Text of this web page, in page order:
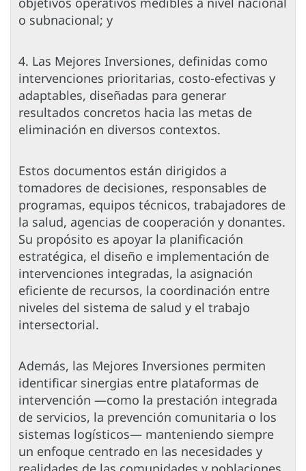
o subnacional; y
4. Las Mejores Inversiones, definidas como
intervenciones prioritarias, costo-efectivas y
adaptables, diseñadas para generar
resultados concretos hacia las metas de
eliminación en diversos contextos.
Estos documentos están dirigidos a
tomadores de decisiones, responsables de
programas, equipos técnicos, trabajadores de
la salud, agencias de cooperación y donantes.
Su propósito es apoyar la planificación
estratégica, el diseño e implementación de
intervenciones integradas, la asignación
eficiente de recursos, la coordinación entre
niveles del sistema de salud y el trabajo
intersectorial.
Además, las Mejores Inversiones permiten
identificar sinergias entre plataformas de
intervención —como la prestación integrada
de servicios, la prevención comunitaria o los
sistemas logísticos— manteniendo siempre
un enfoque centrado en las necesidades y